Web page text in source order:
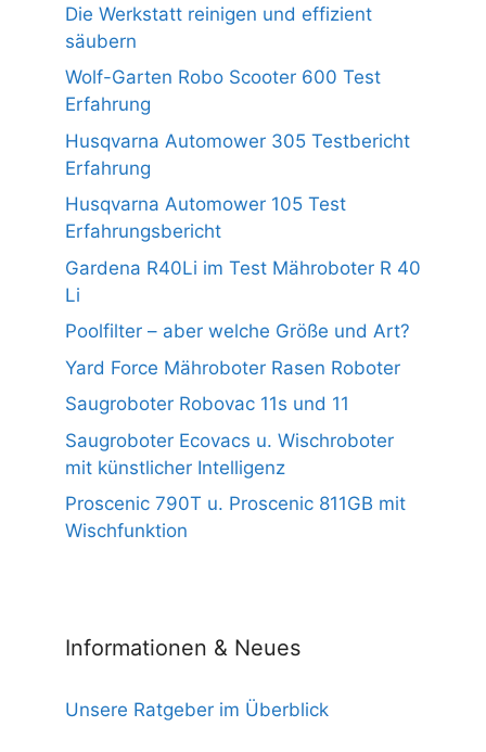
Die Werkstatt reinigen und effizient
säubern
Wolf-Garten Robo Scooter 600 Test
Erfahrung
Husqvarna Automower 305 Testbericht
Erfahrung
Husqvarna Automower 105 Test
Erfahrungsbericht
Gardena R40Li im Test Mähroboter R 40
Li
Poolfilter – aber welche Größe und Art?
Yard Force Mähroboter Rasen Roboter
Saugroboter Robovac 11s und 11
Saugroboter Ecovacs u. Wischroboter
mit künstlicher Intelligenz
Proscenic 790T u. Proscenic 811GB mit
Wischfunktion
Informationen & Neues
Unsere Ratgeber im Überblick